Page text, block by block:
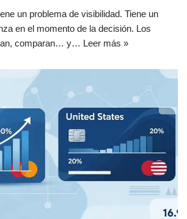
un problema de visibilidad. Tiene un
en el momento de la decisión. Los
comparan… y… Leer más »